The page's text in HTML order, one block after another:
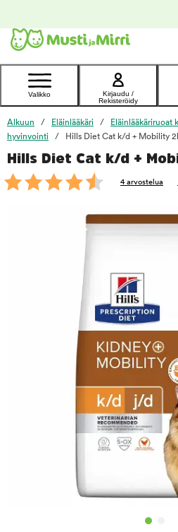
Ota yhteyttä
asiakaspalveluun
Valikko
Kirjaudu /
Rekisteröidy
Alkuun Eläinlääkäri Eläinlääkäriruoat
hyvinvointi
Hills Diet Cat k/d + Mobility
Hills Diet Cat k/d +
4 arvostelua
foo